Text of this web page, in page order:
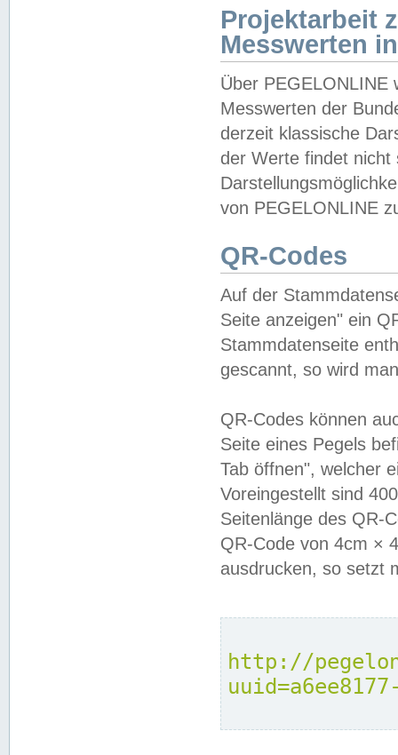
Projektarbeit
Messwerten
Über PEGELONLINE
Messwerten der
derzeit klassische
der Werte findet
von PEGELONLINE
QR-Codes
Auf der
Seite anzeigen" ein
Stammdatenseite
gescannt, so wird
QR-Codes können
Seite eines Pegels
Tab öffnen", welcher
Voreingestellt sind
Seitenlänge des QR-
QR-Code von 4cm ×
ausdrucken, so setzt
http://